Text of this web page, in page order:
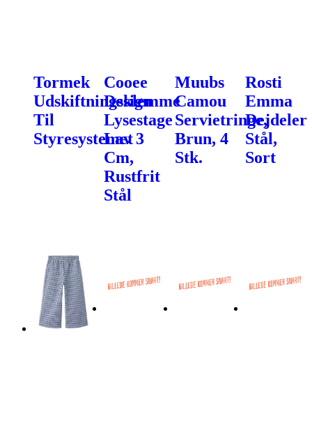
Tormek
Udskiftningsklemme
Til
Styresystemet
Cooee
Design
Lysestage
Lav 3
Cm,
Rustfrit
Stål
Muubs
Camou
Servietringe,
Brun, 4
Stk.
Rosti
Emma
Dejdeler
Stål,
Sort